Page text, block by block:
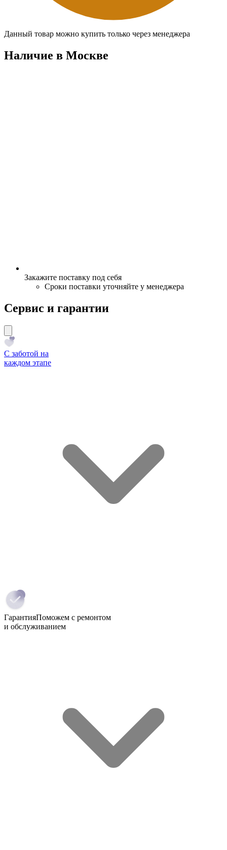
Данный товар можно купить только через менеджера
Наличие в Москвe
Закажите поставку под себя
Сроки поставки уточняйте у менеджера
Сервис и гарантии
С заботой на
каждом этапе
ГарантияПоможем с ремонтом
и обслуживанием